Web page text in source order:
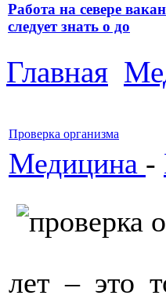
Работа на севере
следует знать о до
Главная
Проверка организма
Медицина -
лет – это